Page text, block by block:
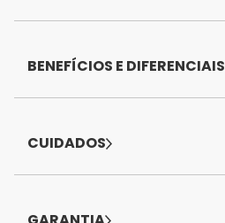
BENEFÍCIOS E DIFERENCIAIS
CUIDADOS